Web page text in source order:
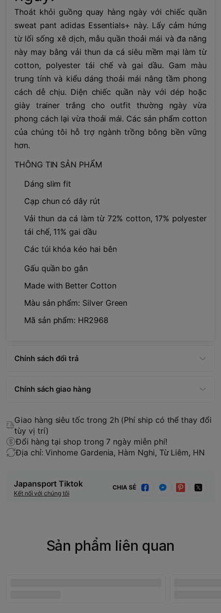
Thoát khỏi guồng quay hàng ngày với chiếc quần
sweat pant adidas Essentials+ này. Lấy cảm hứng
từ lối sống xê dịch, mẫu quần thoải mái và đa năng
này may bằng vải thun da cá siêu mềm mại làm từ
cotton, polyester tái chế và gai dầu. Gam màu
trung tính và kiểu dáng thoải mái nâng tầm phong
cách dễ chịu. Diện chiếc quần này với dép hoặc
giày trainer trắng cho outfit thường ngày vừa
phong cách lại vừa thoải mái. Các sản phẩm cotton
của chúng tôi hỗ trợ ngành trồng bông bền vững
hơn.
THÔNG TIN SẢN PHẨM
Dáng slim fit
Cạp chun có dây rút
Vải thun da cá làm từ 72% cotton, 17% polyester
tái chế, 11% gai dầu
Các túi khóa kéo hai bên
Gấu quần bo gân
Made with Better Cotton
Màu sản phẩm: Silver Green
Mã sản phẩm: HR2968
Chính sách đổi trả
Chính sách giao hàng
Giao hàng siêu tốc trong 2h (Phí ship có thể thay đổi
tùy vị trí)
Đổi hàng tại shop trong 7 ngày miễn phí!
Địa chỉ: Vinhome Gardenia, Hàm Nghi, Từ Liêm, HN
Japansport Tiktok
Kết nối với chúng tôi
CHIA SẺ
Sản phẩm liên quan